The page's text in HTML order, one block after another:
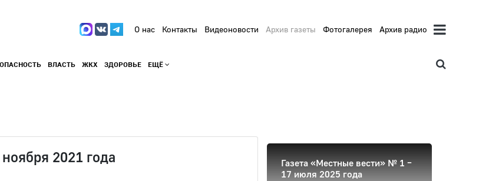
О нас Контакты Видеоновости Архив газеты Фотогалерея Архив радио
ВЛАСТЬ ЖКХ ЗДОРОВЬЕ ЕЩЁ
2021 года
Газета «Местные вести» № 1 –
17 июля 2025 года